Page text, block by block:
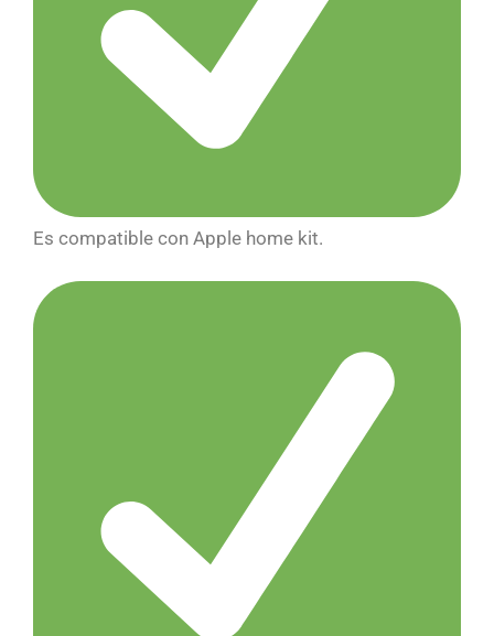
Es compatible con Apple home kit.